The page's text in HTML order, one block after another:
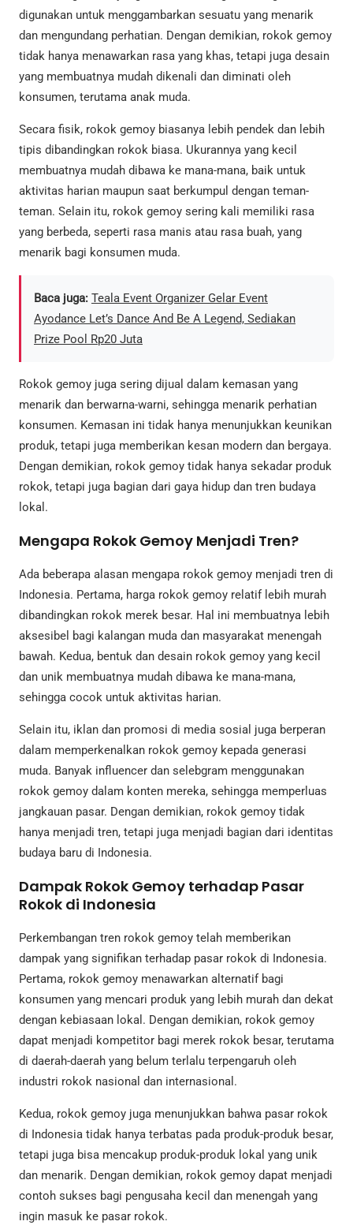
digunakan untuk menggambarkan sesuatu yang menarik
dan mengundang perhatian. Dengan demikian, rokok gemoy
tidak hanya menawarkan rasa yang khas, tetapi juga desain
yang membuatnya mudah dikenali dan diminati oleh
konsumen, terutama anak muda.
Secara fisik, rokok gemoy biasanya lebih pendek dan lebih
tipis dibandingkan rokok biasa. Ukurannya yang kecil
membuatnya mudah dibawa ke mana-mana, baik untuk
aktivitas harian maupun saat berkumpul dengan teman-
teman. Selain itu, rokok gemoy sering kali memiliki rasa
yang berbeda, seperti rasa manis atau rasa buah, yang
menarik bagi konsumen muda.
Baca juga: Teala Event Organizer Gelar Event
Ayodance Let’s Dance And Be A Legend, Sediakan
Prize Pool Rp20 Juta
Rokok gemoy juga sering dijual dalam kemasan yang
menarik dan berwarna-warni, sehingga menarik perhatian
konsumen. Kemasan ini tidak hanya menunjukkan keunikan
produk, tetapi juga memberikan kesan modern dan bergaya.
Dengan demikian, rokok gemoy tidak hanya sekadar produk
rokok, tetapi juga bagian dari gaya hidup dan tren budaya
lokal.
Mengapa Rokok Gemoy Menjadi Tren?
Ada beberapa alasan mengapa rokok gemoy menjadi tren di
Indonesia. Pertama, harga rokok gemoy relatif lebih murah
dibandingkan rokok merek besar. Hal ini membuatnya lebih
aksesibel bagi kalangan muda dan masyarakat menengah
bawah. Kedua, bentuk dan desain rokok gemoy yang kecil
dan unik membuatnya mudah dibawa ke mana-mana,
sehingga cocok untuk aktivitas harian.
Selain itu, iklan dan promosi di media sosial juga berperan
dalam memperkenalkan rokok gemoy kepada generasi
muda. Banyak influencer dan selebgram menggunakan
rokok gemoy dalam konten mereka, sehingga memperluas
jangkauan pasar. Dengan demikian, rokok gemoy tidak
hanya menjadi tren, tetapi juga menjadi bagian dari identitas
budaya baru di Indonesia.
Dampak Rokok Gemoy terhadap Pasar
Rokok di Indonesia
Perkembangan tren rokok gemoy telah memberikan
dampak yang signifikan terhadap pasar rokok di Indonesia.
Pertama, rokok gemoy menawarkan alternatif bagi
konsumen yang mencari produk yang lebih murah dan dekat
dengan kebiasaan lokal. Dengan demikian, rokok gemoy
dapat menjadi kompetitor bagi merek rokok besar, terutama
di daerah-daerah yang belum terlalu terpengaruh oleh
industri rokok nasional dan internasional.
Kedua, rokok gemoy juga menunjukkan bahwa pasar rokok
di Indonesia tidak hanya terbatas pada produk-produk besar,
tetapi juga bisa mencakup produk-produk lokal yang unik
dan menarik. Dengan demikian, rokok gemoy dapat menjadi
contoh sukses bagi pengusaha kecil dan menengah yang
ingin masuk ke pasar rokok.